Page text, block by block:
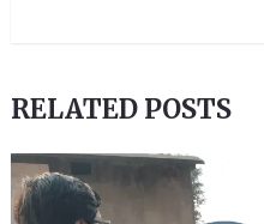
RELATED POSTS